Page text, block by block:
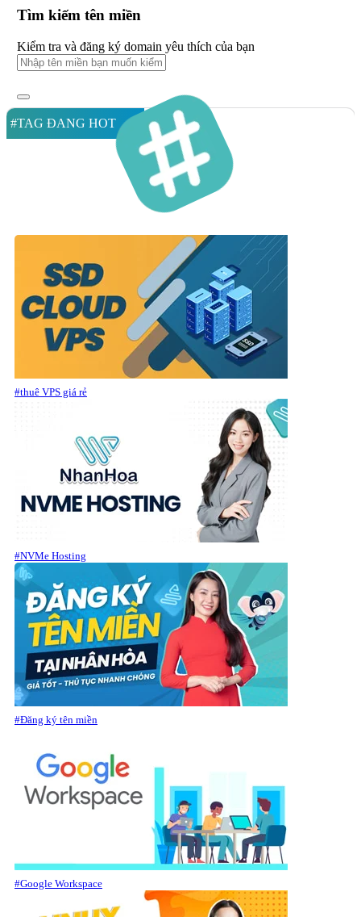
Tìm kiếm tên miền
Kiểm tra và đăng ký domain yêu thích của bạn
#TAG ĐANG HOT
#thuê VPS giá rẻ
#NVMe Hosting
#Đăng ký tên miền
#Google Workspace